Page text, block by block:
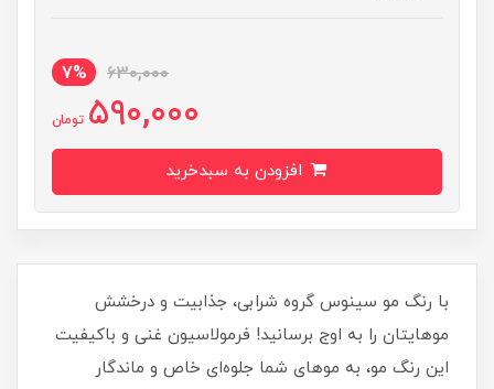
630,000
7%
590,000 تومان
با رنگ مو سینوس گروه شرابی، جذابیت و درخشش
موهایتان را به اوج برسانید! فرمولاسیون غنی و باکیفیت
این رنگ مو، به موهای شما جلوه‌ای خاص و ماندگار